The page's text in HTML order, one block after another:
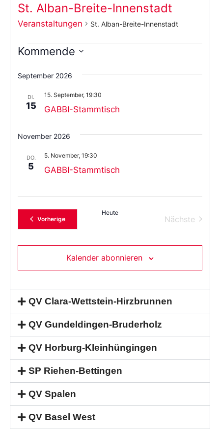
St. Alban-Breite-Innenstadt
Veranstaltungen St. Alban-Breite-Innenstadt
Kommende
Sie
das
aus.
September 2026
DI.
15 GABBI-Stammtisch
15. September, 19:30
November 2026
DO.
5 GABBI-Stammtisch
5. November, 19:30
VorherigeVeranstaltungen
Heute
Nächste
Kalender abonnieren
QV Clara-Wettstein-Hirzbrunnen
QV Gundeldingen-Bruderholz
QV Horburg-Kleinhüngingen
SP Riehen-Bettingen
QV Spalen
QV Basel West